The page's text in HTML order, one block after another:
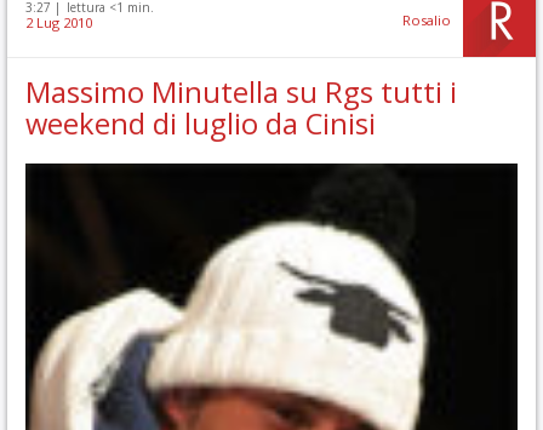
3:27 | lettura <1 min.
2 Lug 2010 Rosalio
Massimo Minutella su Rgs tutti i
weekend di luglio da Cinisi